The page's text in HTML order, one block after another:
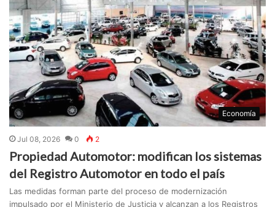
Economía
Jul 08, 2026 0 2
Propiedad Automotor: modifican los sistemas
del Registro Automotor en todo el país
Las medidas forman parte del proceso de modernización
impulsado por el Ministerio de Justicia y alcanzan a los Registros